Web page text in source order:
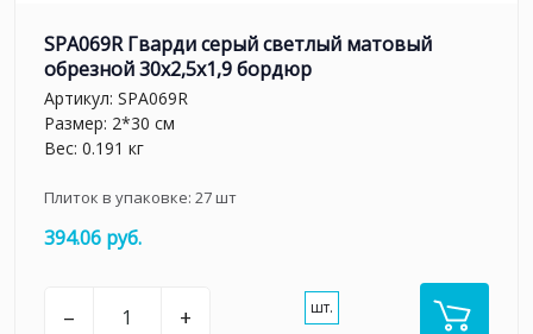
SPA069R Гварди серый светлый матовый
обрезной 30x2,5x1,9 бордюр
Артикул: SPA069R
Размер: 2*30 см
Вес: 0.191 кг
Плиток в упаковке: 27шт
394.06 руб.
– + шт.